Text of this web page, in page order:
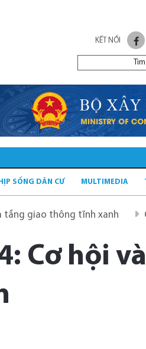
KẾT NỐI
SỐNG DÂN CƯ MULTIMEDIA
tĩnh xanh Quy hoạch
Cơ hội